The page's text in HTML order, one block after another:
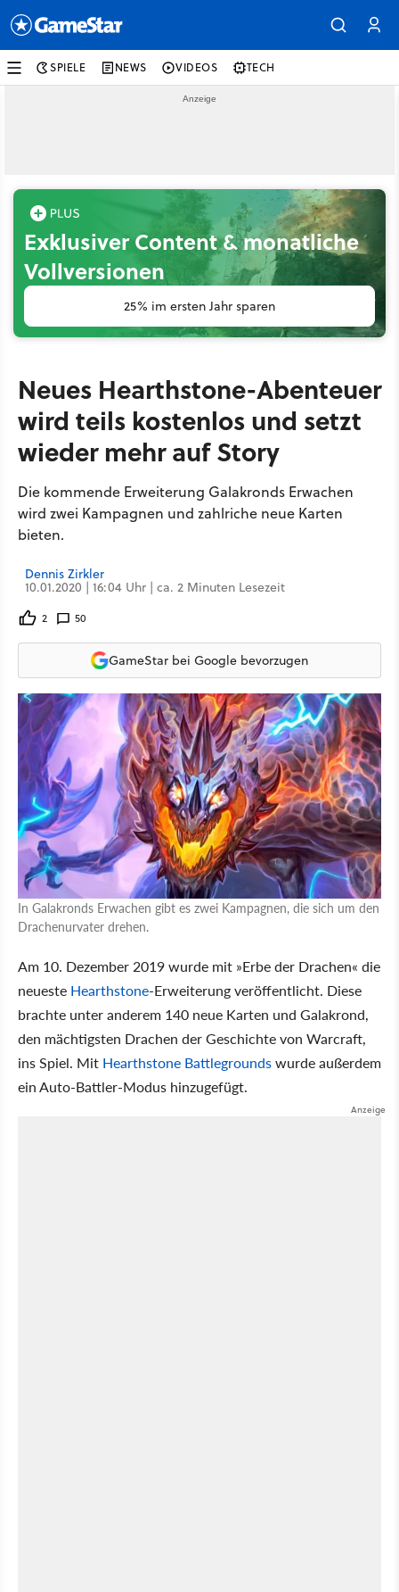
SPIELE NEWS VIDEOS TECH
Exklusiver Content & monatliche
Vollversionen
25% im ersten Jahr sparen
Neues Hearthstone-Abenteuer
wird teils kostenlos und setzt
wieder mehr auf Story
Die kommende Erweiterung Galakronds Erwachen
wird zwei Kampagnen und zahlriche neue Karten
bieten.
Dennis Zirkler
10.01.2020 | 16:04 Uhr | ca. 2 Minuten Lesezeit
2 50
GameStar bei Google bevorzugen
In Galakronds Erwachen gibt es zwei Kampagnen, die sich um den
Drachenurvater drehen.
Am 10. Dezember 2019 wurde mit »Erbe der Drachen« die
neueste Hearthstone-Erweiterung veröffentlicht. Diese
brachte unter anderem 140 neue Karten und Galakrond,
den mächtigsten Drachen der Geschichte von Warcraft,
ins Spiel. Mit Hearthstone Battlegroundswurde außerdem
ein Auto-Battler-Modus hinzugefügt.